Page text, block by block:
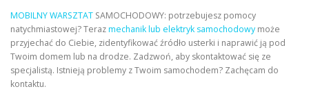
MOBILNY WARSZTAT SAMOCHODOWY: potrzebujesz pomocy
natychmiastowej? Terazmechanik lub elektryk samochodowy może
przyjechać do Ciebie, zidentyfikować źródło usterki i naprawić ją pod
Twoim domem lub na drodze. Zadzwoń, aby skontaktować się ze
specjalistą. Istnieją problemy z Twoim samochodem? Zachęcam do
kontaktu.